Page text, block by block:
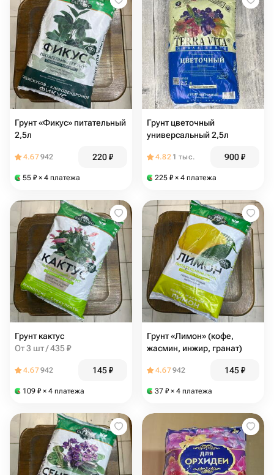
Грунт «Фикус» питательный
2,5л
4.67942 220₽
55 ₽ × 4 платежа
Грунт цветочный
универсальный 2,5л
4.82 1 тыс. 900₽
225 ₽ × 4 платежа
Грунт кактус
От 3 шт / 435 ₽
4.67942 145₽
109 ₽ × 4 платежа
Грунт «Лимон» (кофе,
жасмин, инжир, гранат)
4.67942 145₽
37 ₽ × 4 платежа